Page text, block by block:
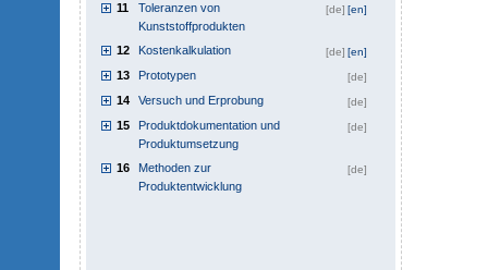
11
Toleranzen von
Kunststoffprodukten
[en]
[de]
12 Kostenkalkulation [en]
[de]
13 Prototypen [de]
14 Versuch und Erprobung [de]
15
Produktdokumentation und
Produktumsetzung
[de]
16
Methoden zur
Produktentwicklung
[de]